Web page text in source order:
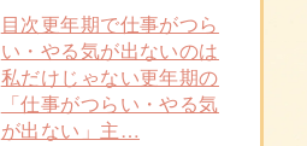
目次更年期で仕事がつら
い・やる気が出ないのは
私だけじゃない更年期の
「仕事がつらい・やる気
が出ない」主…